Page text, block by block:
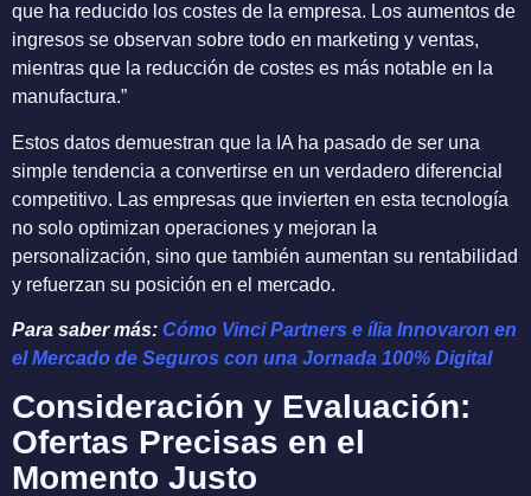
que ha reducido los costes de la empresa. Los aumentos de
ingresos se observan sobre todo en marketing y ventas,
mientras que la reducción de costes es más notable en la
manufactura.”
Estos datos demuestran que la IA ha pasado de ser una
simple tendencia a convertirse en un verdadero diferencial
competitivo. Las empresas que invierten en esta tecnología
no solo optimizan operaciones y mejoran la
personalización, sino que también aumentan su rentabilidad
y refuerzan su posición en el mercado.
Para saber más: Cómo Vinci Partners e ília Innovaron en
el Mercado de Seguros con una Jornada 100% Digital
Consideración y Evaluación:
Ofertas Precisas en el
Momento Justo